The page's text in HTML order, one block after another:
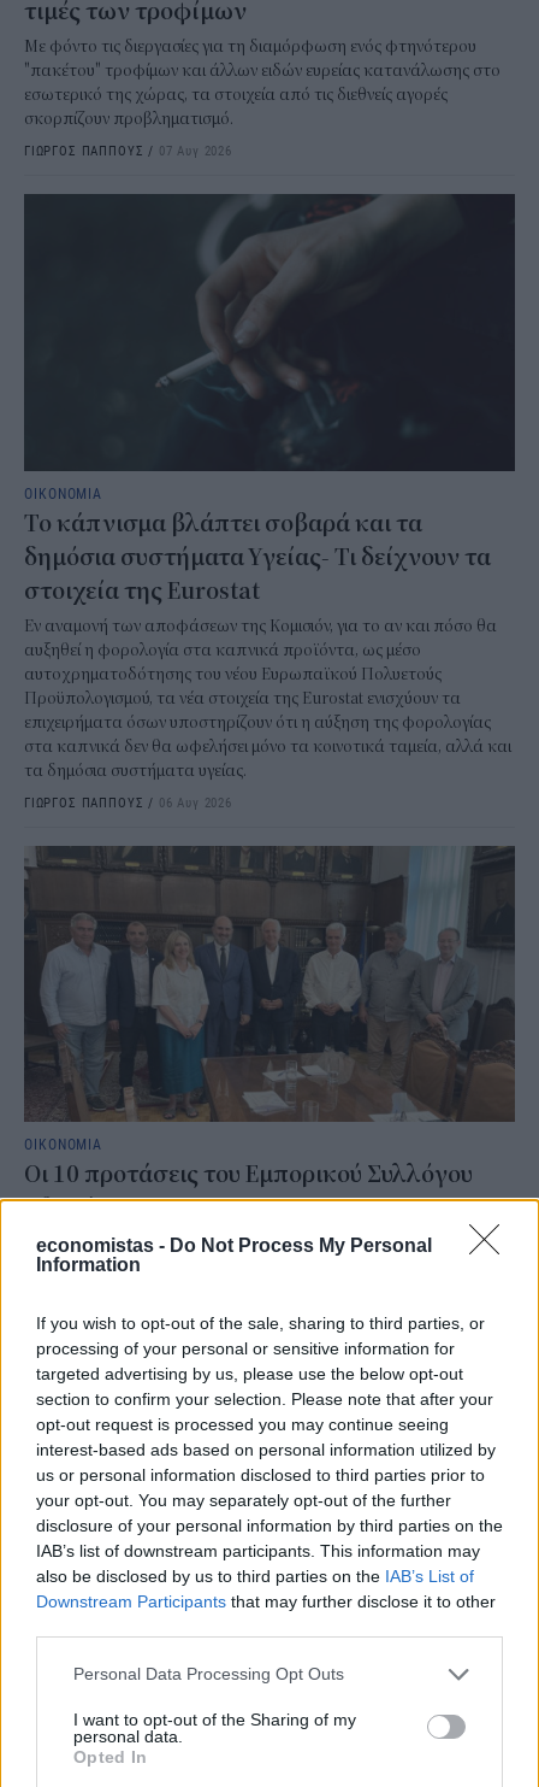
economistas - Do Not Process My Personal
Information
If you wish to opt-out of the sale, sharing to third parties, or
processing of your personal or sensitive information for
targeted advertising by us, please use the below opt-out
section to confirm your selection. Please note that after your
opt-out request is processed you may continue seeing
interest-based ads based on personal information utilized by
us or personal information disclosed to third parties prior to
your opt-out. You may separately opt-out of the further
disclosure of your personal information by third parties on the
IAB’s list of downstream participants. This information may
also be disclosed by us to third parties on the IAB’s List of
Downstream Participants that may further disclose it to other
Personal Data Processing Opt Outs
I want to opt-out of the Sharing of my
personal data.
Opted In
τιμές των τροφίμων
Με φόντο τις διεργασίες για τη διαμόρφωση ενός φτηνότερου
"πακέτου" τροφίμων και άλλων ειδών ευρείας κατανάλωσης στο
εσωτερικό της χώρας, τα στοιχεία από τις διεθνείς αγορές
σκορπίζουν προβληματισμό.
ΓΙΩΡΓΟΣ ΠΑΠΠΟΥΣ / 07 Αυγ 2026
ΟΙΚΟΝΟΜΙΑ
Το κάπνισμα βλάπτει σοβαρά και τα
δημόσια συστήματα Υγείας- Τι δείχνουν τα
στοιχεία της Eurostat
Εν αναμονή των αποφάσεων της Κομισιόν, για το αν και πόσο θα
αυξηθεί η φορολογία στα καπνικά προϊόντα, ως μέσο
αυτοχρηματοδότησης του νέου Ευρωπαϊκού Πολυετούς
Προϋπολογισμού, τα νέα στοιχεία της Eurostat ενισχύουν τα
επιχειρήματα όσων υποστηρίζουν ότι η αύξηση της φορολογίας
στα καπνικά δεν θα ωφελήσει μόνο τα κοινοτικά ταμεία, αλλά και
τα δημόσια συστήματα υγείας.
ΓΙΩΡΓΟΣ ΠΑΠΠΟΥΣ / 06 Αυγ 2026
ΟΙΚΟΝΟΜΙΑ
Οι 10 προτάσεις του Εμπορικού Συλλόγου
Αθηνών για τις ΜμΕ
Με τον Υφυπουργό Εθνικής Οικονομίας και Οικονομικών, Δημήτρη
Μαρκόπουλο, συναντήθηκε το Διοικητικό Συμβούλιο του
NEWSROOM/05 Αυγ 2026
ΟΙΚΟΝΟΜΙΑ
Σημαντικό ορόσημο κατέγραψε τον Ιούλιο ο Εξωδικαστικός
Μηχανισμός. Οι συνολικές ρυθμίσεις ξεπέρασαν τα 20 δισ. ευρώ από